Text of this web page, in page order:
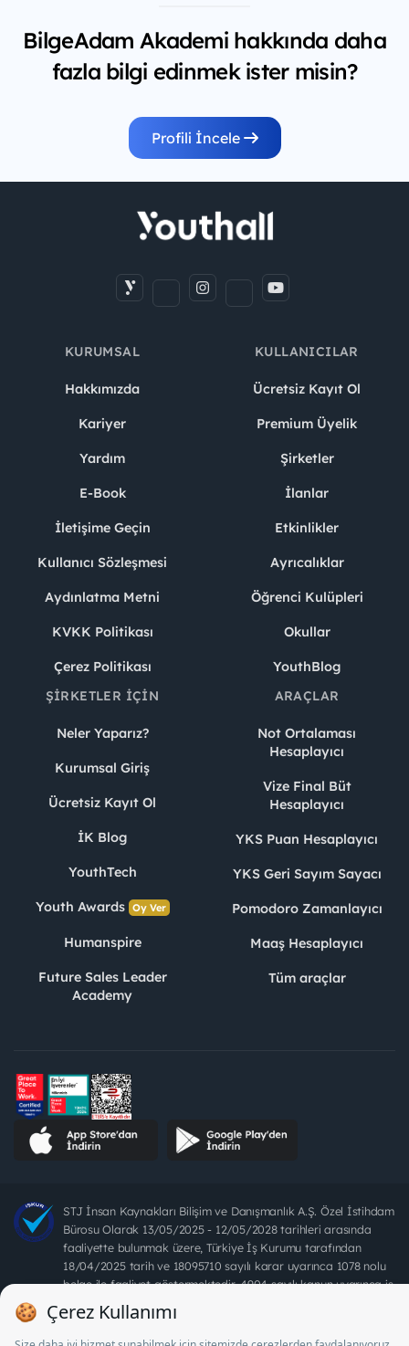
BilgeAdam Akademi hakkında daha
fazla bilgi edinmek ister misin?
Profili İncele
KURUMSAL
Hakkımızda
Kariyer
Yardım
E-Book
İletişime Geçin
Kullanıcı Sözleşmesi
Aydınlatma Metni
KVKK Politikası
Çerez Politikası
KULLANICILAR
Ücretsiz Kayıt Ol
Premium Üyelik
Şirketler
İlanlar
Etkinlikler
Ayrıcalıklar
Öğrenci Kulüpleri
Okullar
YouthBlog
ŞIRKETLER İÇIN
Neler Yaparız?
Kurumsal Giriş
Ücretsiz Kayıt Ol
İK Blog
YouthTech
Youth Awards Oy Ver
Humanspire
Future Sales Leader
Academy
ARAÇLAR
Not Ortalaması
Hesaplayıcı
Vize Final Büt
Hesaplayıcı
YKS Puan Hesaplayıcı
YKS Geri Sayım Sayacı
Pomodoro Zamanlayıcı
Maaş Hesaplayıcı
Tüm araçlar
STJ İnsan Kaynakları Bilişim ve Danışmanlık A.Ş. Özel İstihdam
Bürosu Olarak 13/05/2025 - 12/05/2028 tarihleri arasında
faaliyette bulunmak üzere, Türkiye İş Kurumu tarafından
18/04/2025 tarih ve 18095710 sayılı karar uyarınca 1078 nolu
belge ile faaliyet göstermektedir. 4904 sayılı kanun uyarınca iş
arayanlardan ücret alınması yasaktır.